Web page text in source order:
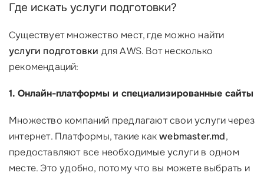
Где искать услуги подготовки?
Существует множество мест, где можно найти
услуги подготовки для AWS. Вот несколько
рекомендаций:
1. Онлайн-платформы и специализированные сайты
Множество компаний предлагают свои услуги через
интернет. Платформы, такие какwebmaster.md,
предоставляют все необходимые услуги в одном
месте. Это удобно, потому что вы можете выбрать и